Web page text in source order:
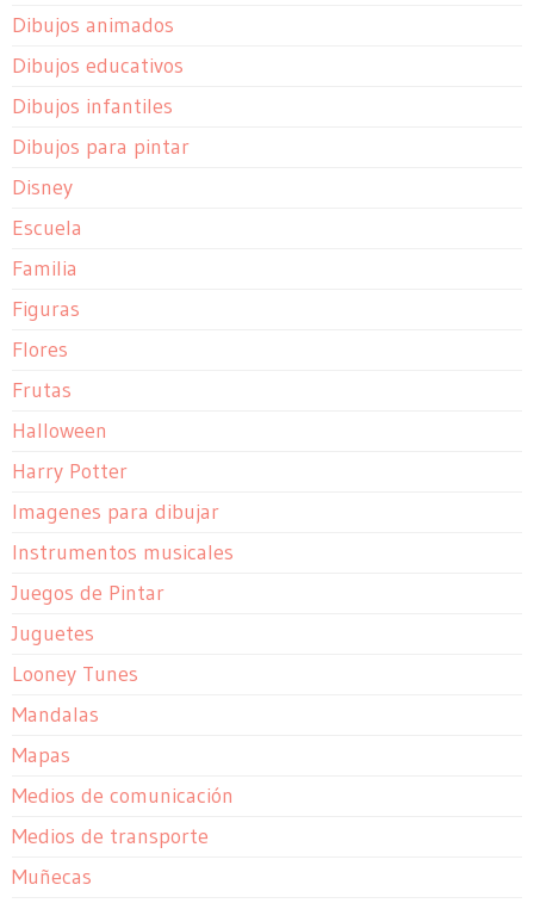
Dibujos animados
Dibujos educativos
Dibujos infantiles
Dibujos para pintar
Disney
Escuela
Familia
Figuras
Flores
Frutas
Halloween
Harry Potter
Imagenes para dibujar
Instrumentos musicales
Juegos de Pintar
Juguetes
Looney Tunes
Mandalas
Mapas
Medios de comunicación
Medios de transporte
Muñecas